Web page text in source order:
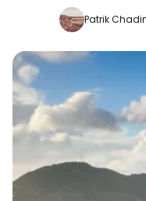
Patrik